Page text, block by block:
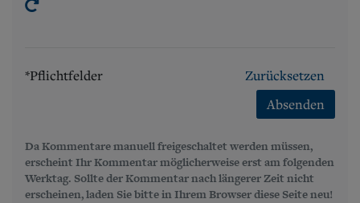
*Pflichtfelder
Zurücksetzen
Absenden
Da Kommentare manuell freigeschaltet werden müssen,
erscheint Ihr Kommentar möglicherweise erst am folgenden
Werktag. Sollte der Kommentar nach längerer Zeit nicht
erscheinen, laden Sie bitte in Ihrem Browser diese Seite neu!